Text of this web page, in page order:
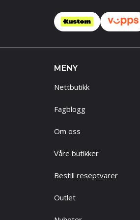
MENY
Nettbutikk
Fagblogg
Om oss
Våre butikker
Bestill reseptvarer
Outlet